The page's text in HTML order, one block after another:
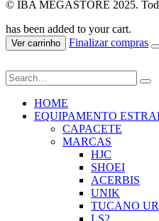
© IBA MEGASTORE 2025.
has been added to your cart.
Ver carrinho Finalizar compras
HOME
EQUIPAMENTO
CAPACETE
MARCAS
HJC
SHOEI
ACERBIS
UNIK
TUCANO
LS2